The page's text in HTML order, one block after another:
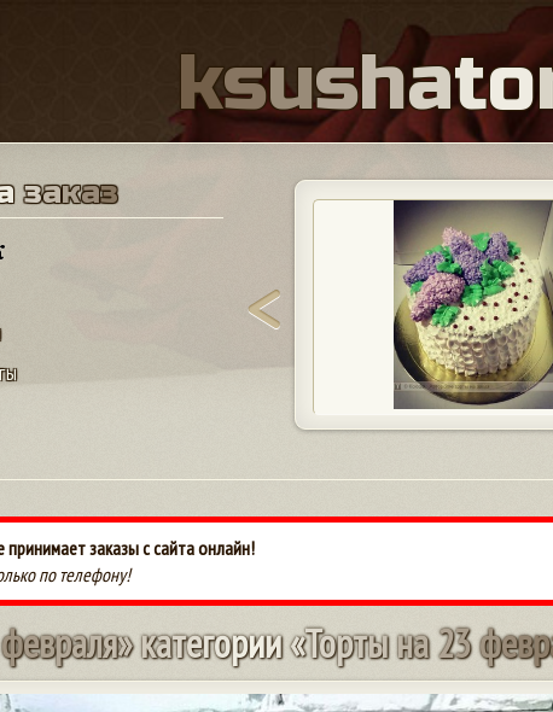
ksushato
заказ
заказы с сайта онлайн!
по телефону!
февраля»категории«Тортына23февр